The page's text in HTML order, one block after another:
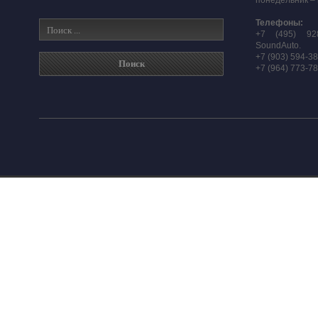
Телефоны:
+7 (495)
SoundAuto.
+7 (903) 594-
+7 (964) 773-